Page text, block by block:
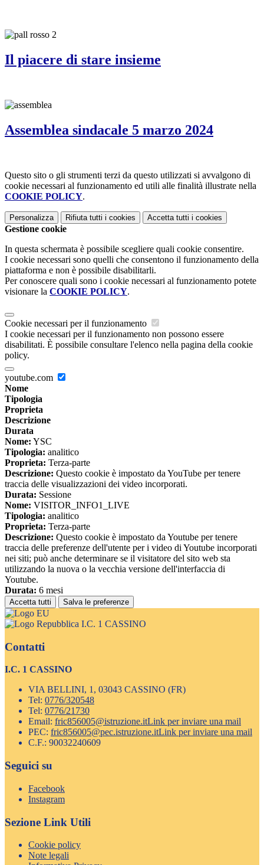
Il piacere di stare insieme
Assemblea sindacale 5 marzo 2024
Questo sito o gli strumenti terzi da questo utilizzati si avvalgono di
cookie necessari al funzionamento ed utili alle finalità illustrate nella
COOKIE POLICY.
Personalizza Rifiuta tutti i cookies Accetta tutti i cookies
Gestione cookie
In questa schermata è possibile scegliere quali cookie consentire.
I cookie necessari sono quelli che consentono il funzionamento della
piattaforma e non è possibile disabilitarli.
Per conoscere quali sono i cookie necessari al funzionamento potete
visionare la COOKIE POLICY.
Cookie necessari per il funzionamento
I cookie necessari per il funzionamento non possono essere
disabilitati. È possibile consultare l'elenco nella pagina della cookie
policy.
youtube.com
Nome
Tipologia
Proprieta
Descrizione
Durata
Nome: YSC
Tipologia: analitico
Proprieta: Terza-parte
Descrizione: Questo cookie è impostato da YouTube per tenere
traccia delle visualizzazioni dei video incorporati.
Durata: Sessione
Nome: VISITOR_INFO1_LIVE
Tipologia: analitico
Proprieta: Terza-parte
Descrizione: Questo cookie è impostato da Youtube per tenere
traccia delle preferenze dell'utente per i video di Youtube incorporati
nei siti; può anche determinare se il visitatore del sito web sta
utilizzando la nuova o la vecchia versione dell'interfaccia di
Youtube.
Durata: 6 mesi
Accetta tutti Salva le preferenze
I.C. 1 CASSINO
Contatti
I.C. 1 CASSINO
VIA BELLINI, 1, 03043 CASSINO (FR)
Tel: 0776/320548
Tel: 0776/21730
Email: fric856005@istruzione.itLink per inviare una mail
PEC: fric856005@pec.istruzione.itLink per inviare una mail
C.F.: 90032240609
Seguici su
Facebook
Instagram
Sezione Link Utili
Cookie policy
Note legali